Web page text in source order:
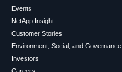
Events
NetApp Insight
Customer Stories
Environment, Social, and Governance
Investors